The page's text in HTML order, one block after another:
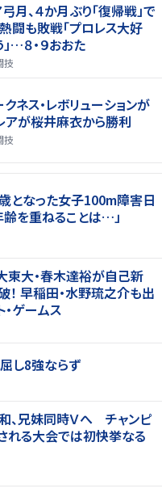
月、４か月ぶり「復帰戦」で
熱闘も敗戦「プロレス大好
…８・９おおた
技
クネス・レボリューションが
アが桜井麻衣から勝利
技
となった女子100m障害日
を重ねることは…」
東大・春木達裕が自己新
早稲田・水野琉之介も出
ゲームス
し8強ならず
、兄妹同時Ｖへ チャンピ
れる大会では初快挙なる